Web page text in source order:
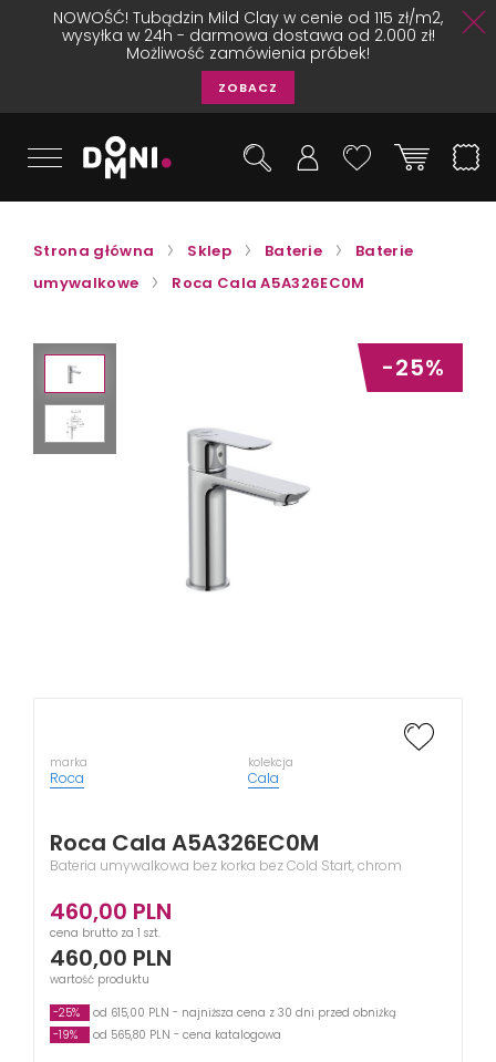
NOWOŚĆ! Tubądzin Mild Clay w cenie od 115 zł/m2,
wysyłka w 24h - darmowa dostawa od 2.000 zł!
Możliwość zamówienia próbek!
ZOBACZ
Strona główna Sklep Baterie
Baterie
umywalkowe
Roca Cala A5A326EC0M
-25%
marka
Roca
kolekcja
Cala
Roca Cala A5A326EC0M
Bateria umywalkowa bez korka bez Cold Start, chrom
460,00 PLN
cena brutto za 1 szt.
460,00 PLN
wartość produktu
-25%
od 615,00 PLN - najniższa cena z 30 dni przed obniżką
-19%
od 565,80 PLN - cena katalogowa